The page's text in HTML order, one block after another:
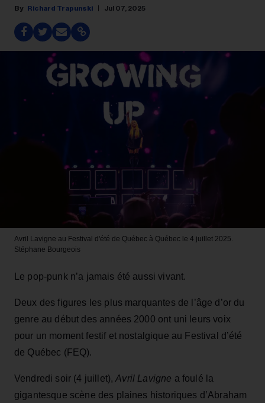
Richard Trapunski Jul 07, 2025
Avril Lavigne au Festival d'été de Québec à Québec le 4 juillet 2025.
Stéphane Bourgeois
Le pop-punk n’a jamais été aussi vivant.
Deux des figures les plus marquantes de l’âge d’or du
genre au début des années 2000 ont uni leurs voix
pour un moment festif et nostalgique au Festival d’été
de Québec (FEQ).
Vendredi soir (4 juillet),Avril Lavigne a foulé la
gigantesque scène des plaines historiques d’Abraham